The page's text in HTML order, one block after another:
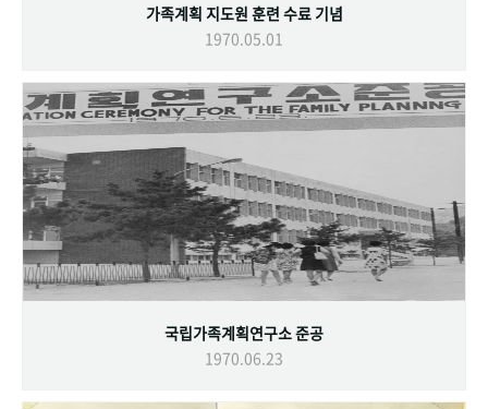
가족계획 지도원 훈련 수료 기념
1970.05.01
국립가족계획연구소 준공
1970.06.23